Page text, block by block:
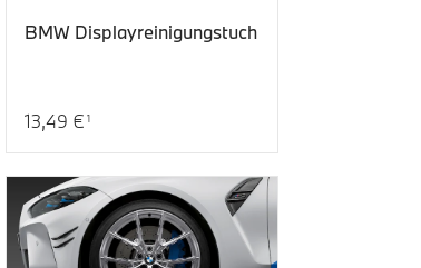
BMW Displayreinigungstuch
Aktueller Preis: 13,49 €
13,49 € 1